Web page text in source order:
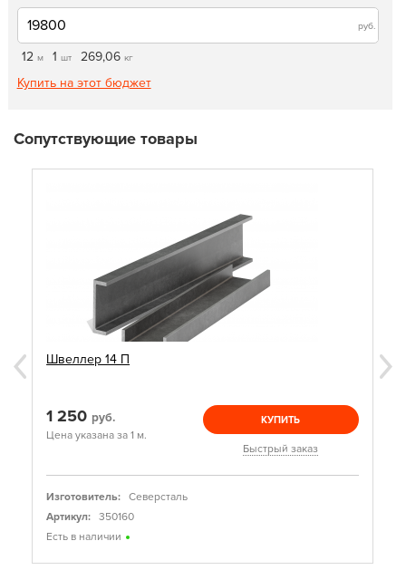
руб.
12 м 1 шт 269,06 кг
Купить на этот бюджет
Сопутствующие товары
Швеллер 14 П
1 250 руб.
Цена указана за 1 м.
КУПИТЬ
Быстрый заказ
Изготовитель:
Северсталь
Артикул:
350160
Есть в наличии